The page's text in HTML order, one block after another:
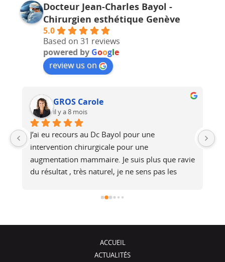
Docteur Jean-Charles Bayol -
Chirurgien esthétique Genève
5.0
Based on 31 reviews
powered by Google
review us on
GROS Carole
il y a 8 mois
J’ai eu recours au Dc Bayol pour une
intervention chirurgicale pour une
augmentation mammaire. Je suis plus que ravie
du résultat , très naturel, je ne sens pas les
été de très bons conseils, je recommande !
ACCUEIL
ACTUALITÉS